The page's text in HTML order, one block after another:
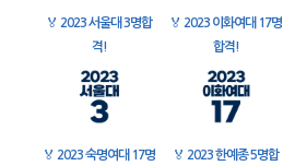
🏅 2023 서울대 3명합
격!
🏅 2023 이화여대 17명
합격!
🏅 2023 숙명여대 17명
🏅 2023 한예종 5명합